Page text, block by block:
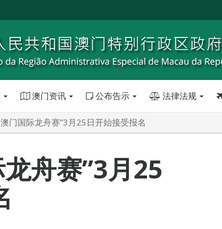
澳门资讯 公布告示 法律法规
门国际龙舟赛”3月25日开始接受报名
舟赛”3月25